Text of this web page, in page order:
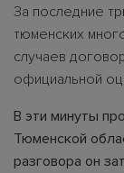
За последние
тюменских
случаев
официальной
В эти минуты
Тюменской
разговора он